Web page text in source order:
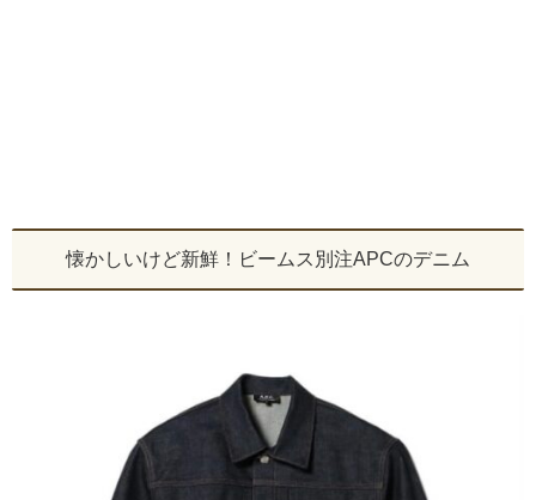
懐かしいけど新鮮！ビームス別注APCのデニム